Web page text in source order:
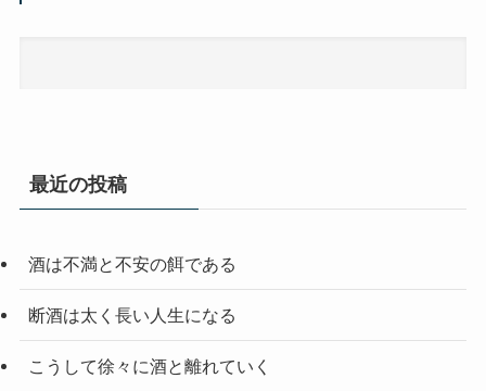
最近の投稿
酒は不満と不安の餌である
断酒は太く長い人生になる
こうして徐々に酒と離れていく